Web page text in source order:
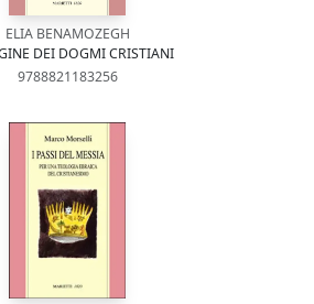
ELIA BENAMOZEGH
DEI DOGMI CRISTIANI
9788821183256